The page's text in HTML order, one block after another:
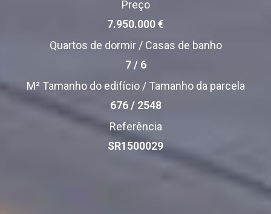
Preço
7.950.000 €
Quartos de dormir / Casas de banho
7 / 6
M² Tamanho do edifício / Tamanho da parcela
676 / 2548
Referência
SR1500029